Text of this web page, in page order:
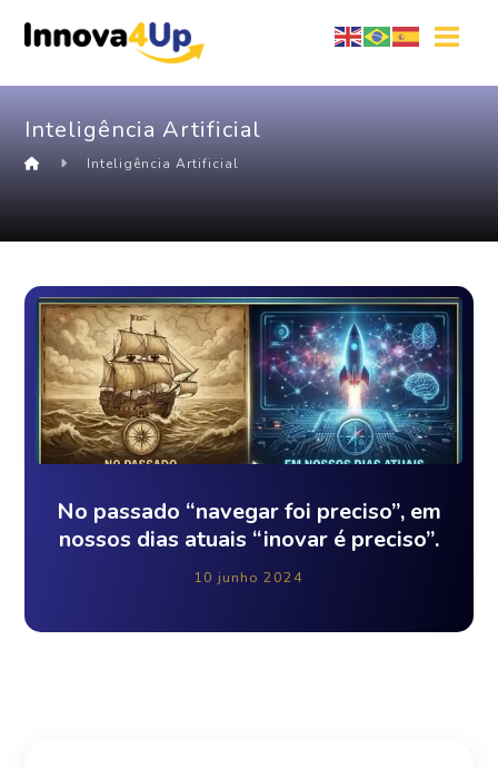
Inteligência Artificial
Inteligência Artificial
No passado “navegar foi preciso”, em
nossos dias atuais “inovar é preciso”.
10 junho 2024